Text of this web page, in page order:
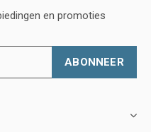
en promoties
ABONNEER